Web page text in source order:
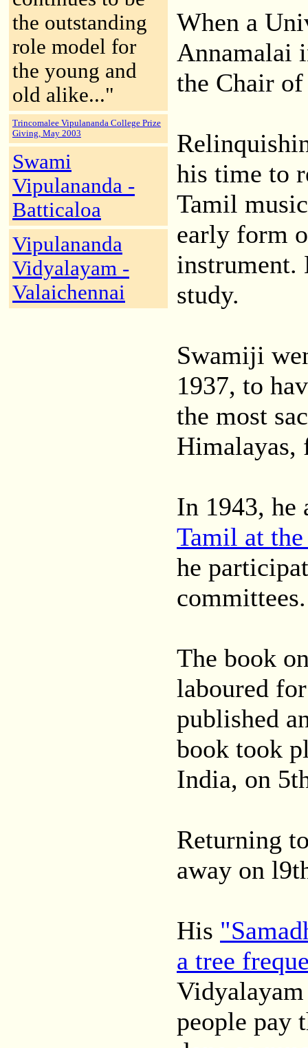
the outstanding
role model for
the young and
old alike..."
Trincomalee Vipulananda College Prize
Giving, May 2003
Swami
Vipulananda -
Batticaloa
Vipulananda
Vidyalayam -
Valaichennai
When a
Annamalai
the Chair
his time to
Tamil
early form
instrument.
study.
Swamiji
1937, to
the most
Himalayas,
In 1943, he
Tamil at
he
committees.
The book
laboured
published
book took
India, on
Returning
away on
His
a tree
people pay